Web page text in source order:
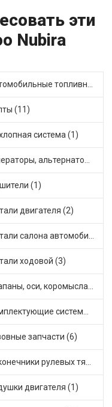
эти
Nubira
Автомобильные топливные насосы (7)
(11)
система (1)
Генераторы, альтернаторы и комплектующие (6)
(1)
двигателя (2)
Детали салона автомобиля (3)
ходовой (3)
Клапаны, оси, коромысла (5)
Комплектующие системы выпуска отработавших газов (2)
запчасти (6)
Наконечники рулевых тяг (10)
двигателя (1)